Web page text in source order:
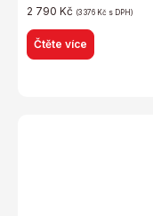
2 790 Kč (3 376 Kč s DPH)
Čtěte více